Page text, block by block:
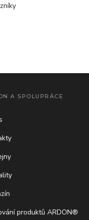
A SPOLUPRÁCE
produktů ARDON®